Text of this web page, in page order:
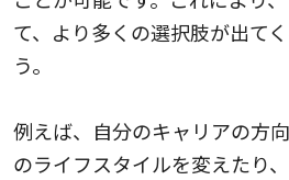
て、より多くの選択肢が出て
う。
例えば、自分のキャリアの方
のライフスタイルを変えたり